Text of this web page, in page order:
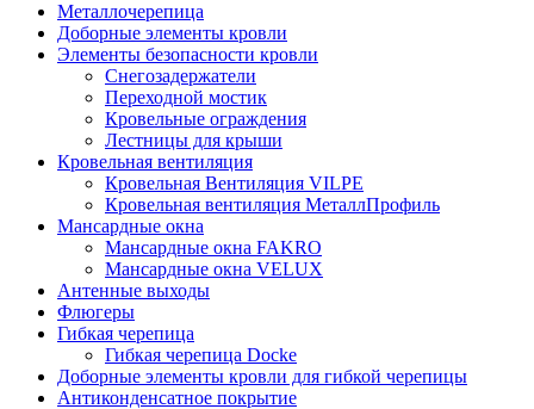
Металлочерепица
Доборные элементы кровли
Элементы безопасности кровли
Снегозадержатели
Переходной мостик
Кровельные ограждения
Лестницы для крыши
Кровельная вентиляция
Кровельная Вентиляция VILPE
Кровельная вентиляция МеталлПрофиль
Мансардные окна
Мансардные окна FAKRO
Мансардные окна VELUX
Антенные выходы
Флюгеры
Гибкая черепица
Гибкая черепица Docke
Доборные элементы кровли для гибкой черепицы
Антиконденсатное покрытие